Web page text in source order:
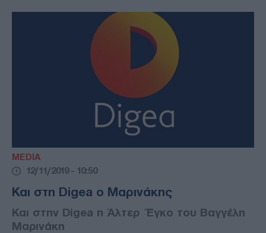
MEDIA
12/11/2019 - 10:50
Και στη Digea ο Μαρινάκης
Και στην Digea η Άλτερ Έγκο του Βαγγέλη
Μαρινάκη